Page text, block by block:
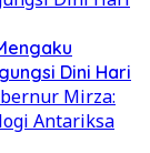
Dini Hari